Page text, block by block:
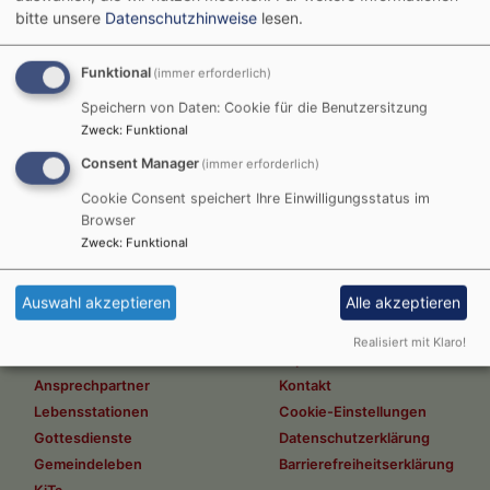
Trauung
Ansprechpartner
Lebensstationen
Gottesdienste
Gemeindeleben
Fußbereichsmenü
Kontakt
Cookie-Einstellungen
Datenschutzerklärung
Barrierefreiheitserklärung
bitte unsere Datenschutzhinweise lesen.
Funktional (immer erforderlich)
Speichern von Daten: Cookie für die Benutzersitzung
Zweck: Funktional
Consent Manager (immer erforderlich)
Cookie Consent speichert Ihre Einwilligungsstatus im
Browser
Zweck: Funktional
Auswahl akzeptieren Alle akzeptieren
Realisiert mit Klaro!